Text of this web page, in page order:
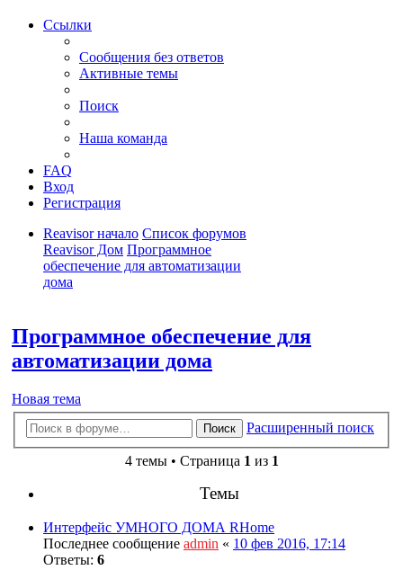
Ссылки
Сообщения без ответов
Активные темы
Поиск
Наша команда
FAQ
Вход
Регистрация
Reavisor начало Список форумов
Reavisor Дом Программное
обеспечение для автоматизации
дома
Программное обеспечение для
автоматизации дома
Новая тема
Поиск Расширенный поиск
4 темы • Страница 1 из 1
Темы
Интерфейс УМНОГО ДОМА RHome
Последнее сообщение admin « 10 фев 2016, 17:14
Ответы: 6